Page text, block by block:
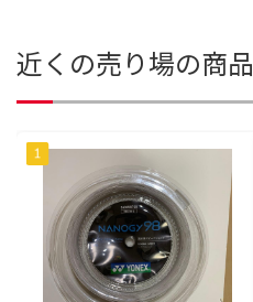
近くの売り場の商品